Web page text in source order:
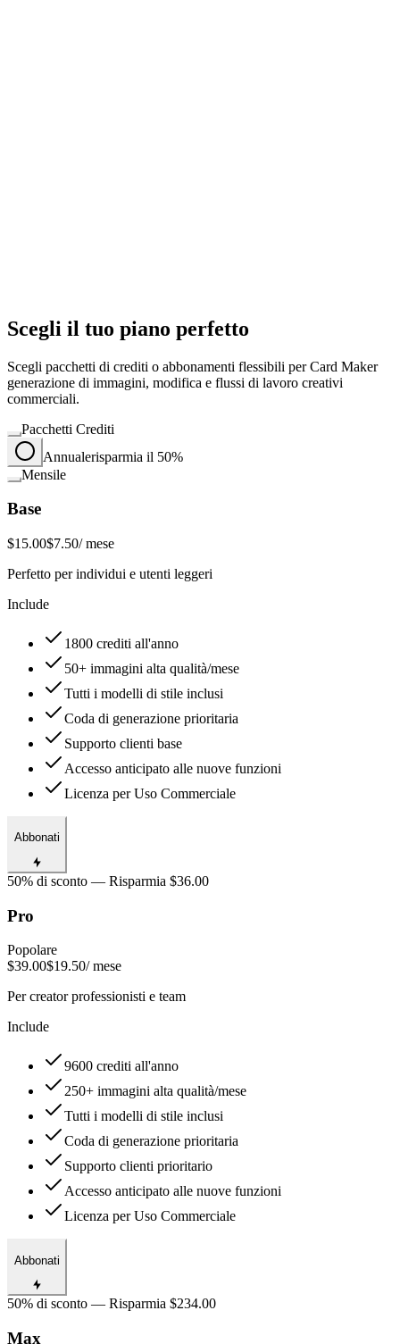
Scegli il tuo piano perfetto
Scegli pacchetti di crediti o abbonamenti flessibili per Card Maker
generazione di immagini, modifica e flussi di lavoro creativi
commerciali.
Pacchetti Crediti
Annualerisparmia il 50%
Mensile
Base
$15.00$7.50/ mese
Perfetto per individui e utenti leggeri
Include
1800 crediti all'anno
50+ immagini alta qualità/mese
Tutti i modelli di stile inclusi
Coda di generazione prioritaria
Supporto clienti base
Accesso anticipato alle nuove funzioni
Licenza per Uso Commerciale
Abbonati
50% di sconto — Risparmia $36.00
Pro
Popolare
$39.00$19.50/ mese
Per creator professionisti e team
Include
9600 crediti all'anno
250+ immagini alta qualità/mese
Tutti i modelli di stile inclusi
Coda di generazione prioritaria
Supporto clienti prioritario
Accesso anticipato alle nuove funzioni
Licenza per Uso Commerciale
Abbonati
50% di sconto — Risparmia $234.00
Max